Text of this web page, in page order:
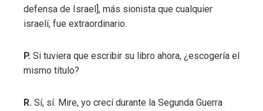
defensa de Israel], más sionista que cualquier
israelí, fue extraordinario.
P. Si tuviera que escribir su libro ahora, ¿escogería el
mismo título?
R. Sí, sí. Mire, yo crecí durante la Segunda Guerra